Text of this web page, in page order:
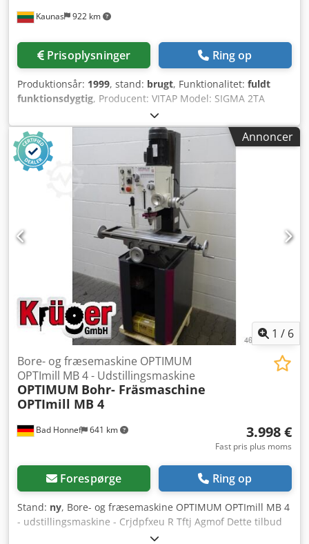
Kaunas 922 km
Prisoplysninger Ring op
Produktionsår: 1999, stand: brugt, Funktionalitet: fuldt
funktionsdygtig, Producent: VITAP Model: SIGMA 2TA
Maskintype: Multistøttet boreanlæg til række- og
dyvelboring Årgang: 1999 Gennemløbslinje: ja
Boringsstøtter nedefra: 4 Horisontale boringsstøtter: 2
Boreblok-positionering: manuel Maks. arbejdsbredde:
2.500 mm Arbejdsdybde: 700 mm Maks.
gennemgangshøjde: 40 mm 32 mm gitter: ja Boreblokke pr.
støtte: 2 Antal spændebroer: 2 Crsdpfxsiffpxs Agmef
Pneumatisk overtryk Positionering af boringsstøtte: manuel
Borestænger 90° svingbare Borespindler pr. støtte: 2 CE-
mærkning: ja Vægt: 1.600 kg
Annoncer
1 / 6
Bad Honnef 641 km
Bore- og fræsemaskine OPTIMUM
OPTImill MB 4 - Udstillingsmaskine
OPTIMUM Bohr- Fräsmaschine
OPTImill MB 4
3.998 €
Fast pris plus moms
Forespørge Ring op
Stand: ny, Bore- og fræsemaskine OPTIMUM OPTImill MB 4
- udstillingsmaskine - Crjdpfxeu R Tftj Agmof Dette tilbud
omfatter en udstyrspakke. Følgende artikler og muligheder